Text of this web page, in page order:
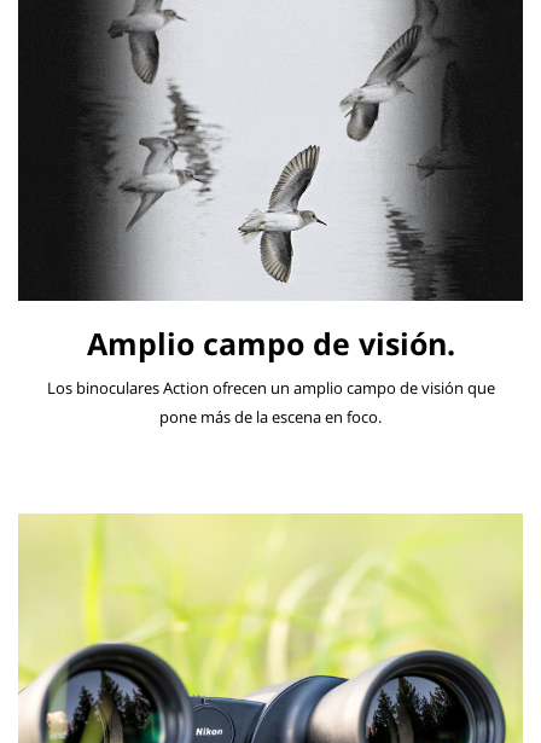
Amplio campo de visión.
Los binoculares Action ofrecen un amplio campo de visión que
pone más de la escena en foco.